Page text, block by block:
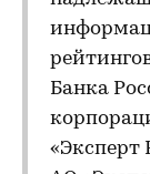
Банка
«Эксперт